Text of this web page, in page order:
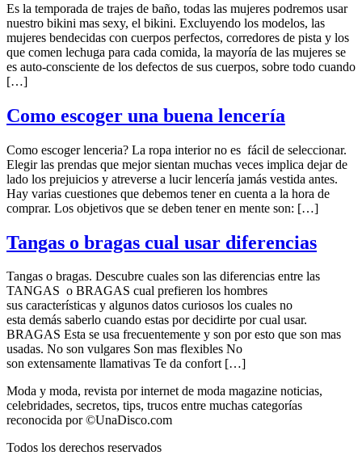
Es la temporada de trajes de baño, todas las mujeres podremos usar
nuestro bikini mas sexy, el bikini. Excluyendo los modelos, las
mujeres bendecidas con cuerpos perfectos, corredores de pista y los
que comen lechuga para cada comida, la mayoría de las mujeres se
es auto-consciente de los defectos de sus cuerpos, sobre todo cuando
[…]
Como escoger una buena lencería
Como escoger lenceria? La ropa interior no es fácil de seleccionar.
Elegir las prendas que mejor sientan muchas veces implica dejar de
lado los prejuicios y atreverse a lucir lencería jamás vestida antes.
Hay varias cuestiones que debemos tener en cuenta a la hora de
comprar. Los objetivos que se deben tener en mente son: […]
Tangas o bragas cual usar diferencias
Tangas o bragas. Descubre cuales son las diferencias entre las
TANGAS o BRAGAS cual prefieren los hombres
sus características y algunos datos curiosos los cuales no
esta demás saberlo cuando estas por decidirte por cual usar.
BRAGAS Esta se usa frecuentemente y son por esto que son mas
usadas. No son vulgares Son mas flexibles No
son extensamente llamativas Te da confort […]
Moda y moda, revista por internet de moda magazine noticias,
celebridades, secretos, tips, trucos entre muchas categorías
reconocida por ©UnaDisco.com
Todos los derechos reservados